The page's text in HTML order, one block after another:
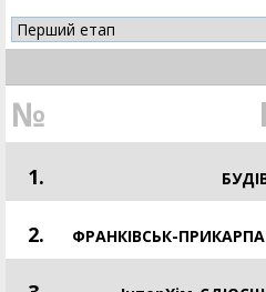
№
1.
2. ФРАНКІВСЬК-